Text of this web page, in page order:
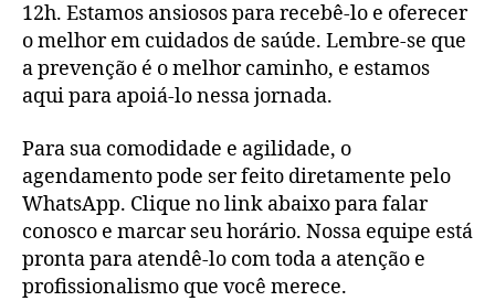
12h. Estamos ansiosos para recebê-lo e oferecer
o melhor em cuidados de saúde. Lembre-se que
a prevenção é o melhor caminho, e estamos
aqui para apoiá-lo nessa jornada.
Para sua comodidade e agilidade, o
agendamento pode ser feito diretamente pelo
WhatsApp. Clique no link abaixo para falar
conosco e marcar seu horário. Nossa equipe está
pronta para atendê-lo com toda a atenção e
profissionalismo que você merece.